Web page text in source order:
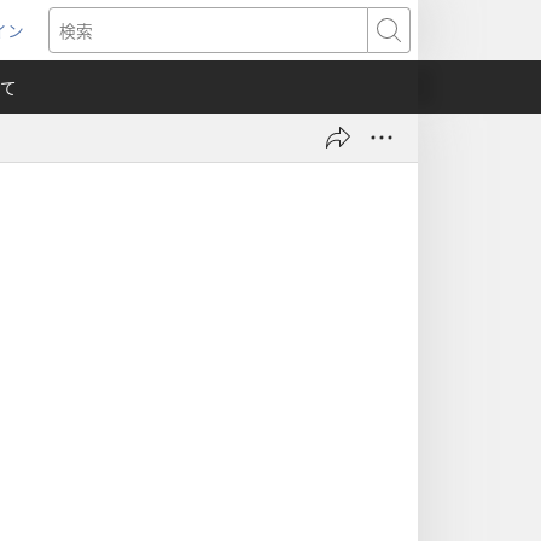
ン
検
索